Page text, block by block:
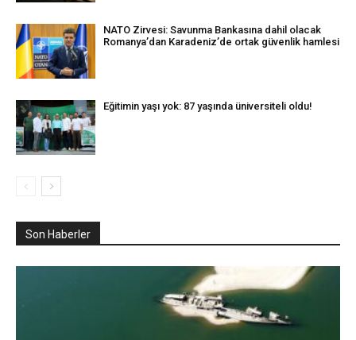
NATO Zirvesi: Savunma Bankasına dahil olacak
Romanya’dan Karadeniz’de ortak güvenlik hamlesi
Eğitimin yaşı yok: 87 yaşında üniversiteli oldu!
Son Haberler